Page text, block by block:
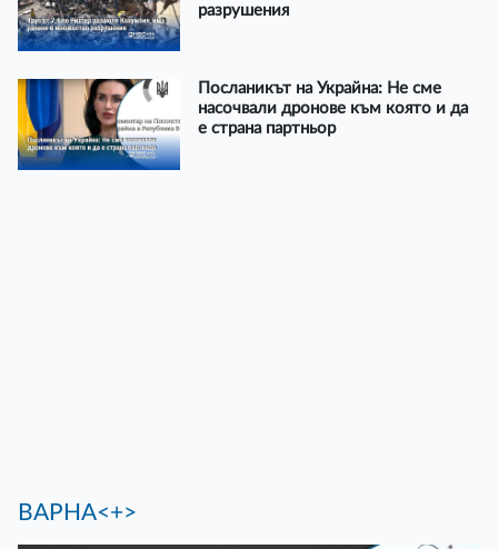
разрушения
Посланикът на Украйна: Не сме
насочвали дронове към която и да
е страна партньор
ВАРНА<+>